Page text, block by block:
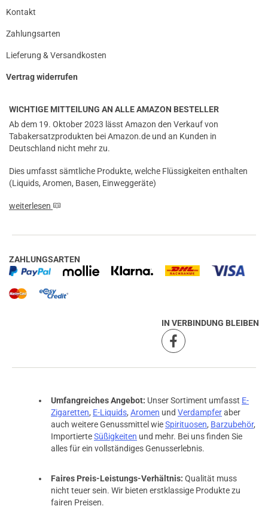
Kontakt
Zahlungsarten
Lieferung & Versandkosten
Vertrag widerrufen
WICHTIGE MITTEILUNG AN ALLE AMAZON BESTELLER
Ab dem 19. Oktober 2023 lässt Amazon den Verkauf von
Tabakersatzprodukten bei Amazon.de und an Kunden in
Deutschland nicht mehr zu.
Dies umfasst sämtliche Produkte, welche Flüssigkeiten enthalten
(Liquids, Aromen, Basen, Einweggeräte)
weiterlesen
ZAHLUNGSARTEN
IN VERBINDUNG BLEIBEN
Umfangreiches Angebot: Unser Sortiment umfasst E-
Zigaretten, E-Liquids, Aromen und Verdampferaber
auch weitere Genussmittel wieSpirituosen, Barzubehör,
ImportierteSüßigkeiten und mehr. Bei uns finden Sie
alles für ein vollständiges Genusserlebnis.
Faires Preis-Leistungs-Verhältnis: Qualität muss
nicht teuer sein. Wir bieten erstklassige Produkte zu
fairen Preisen.